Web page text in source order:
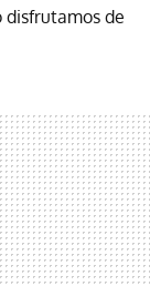
disfrutamos de